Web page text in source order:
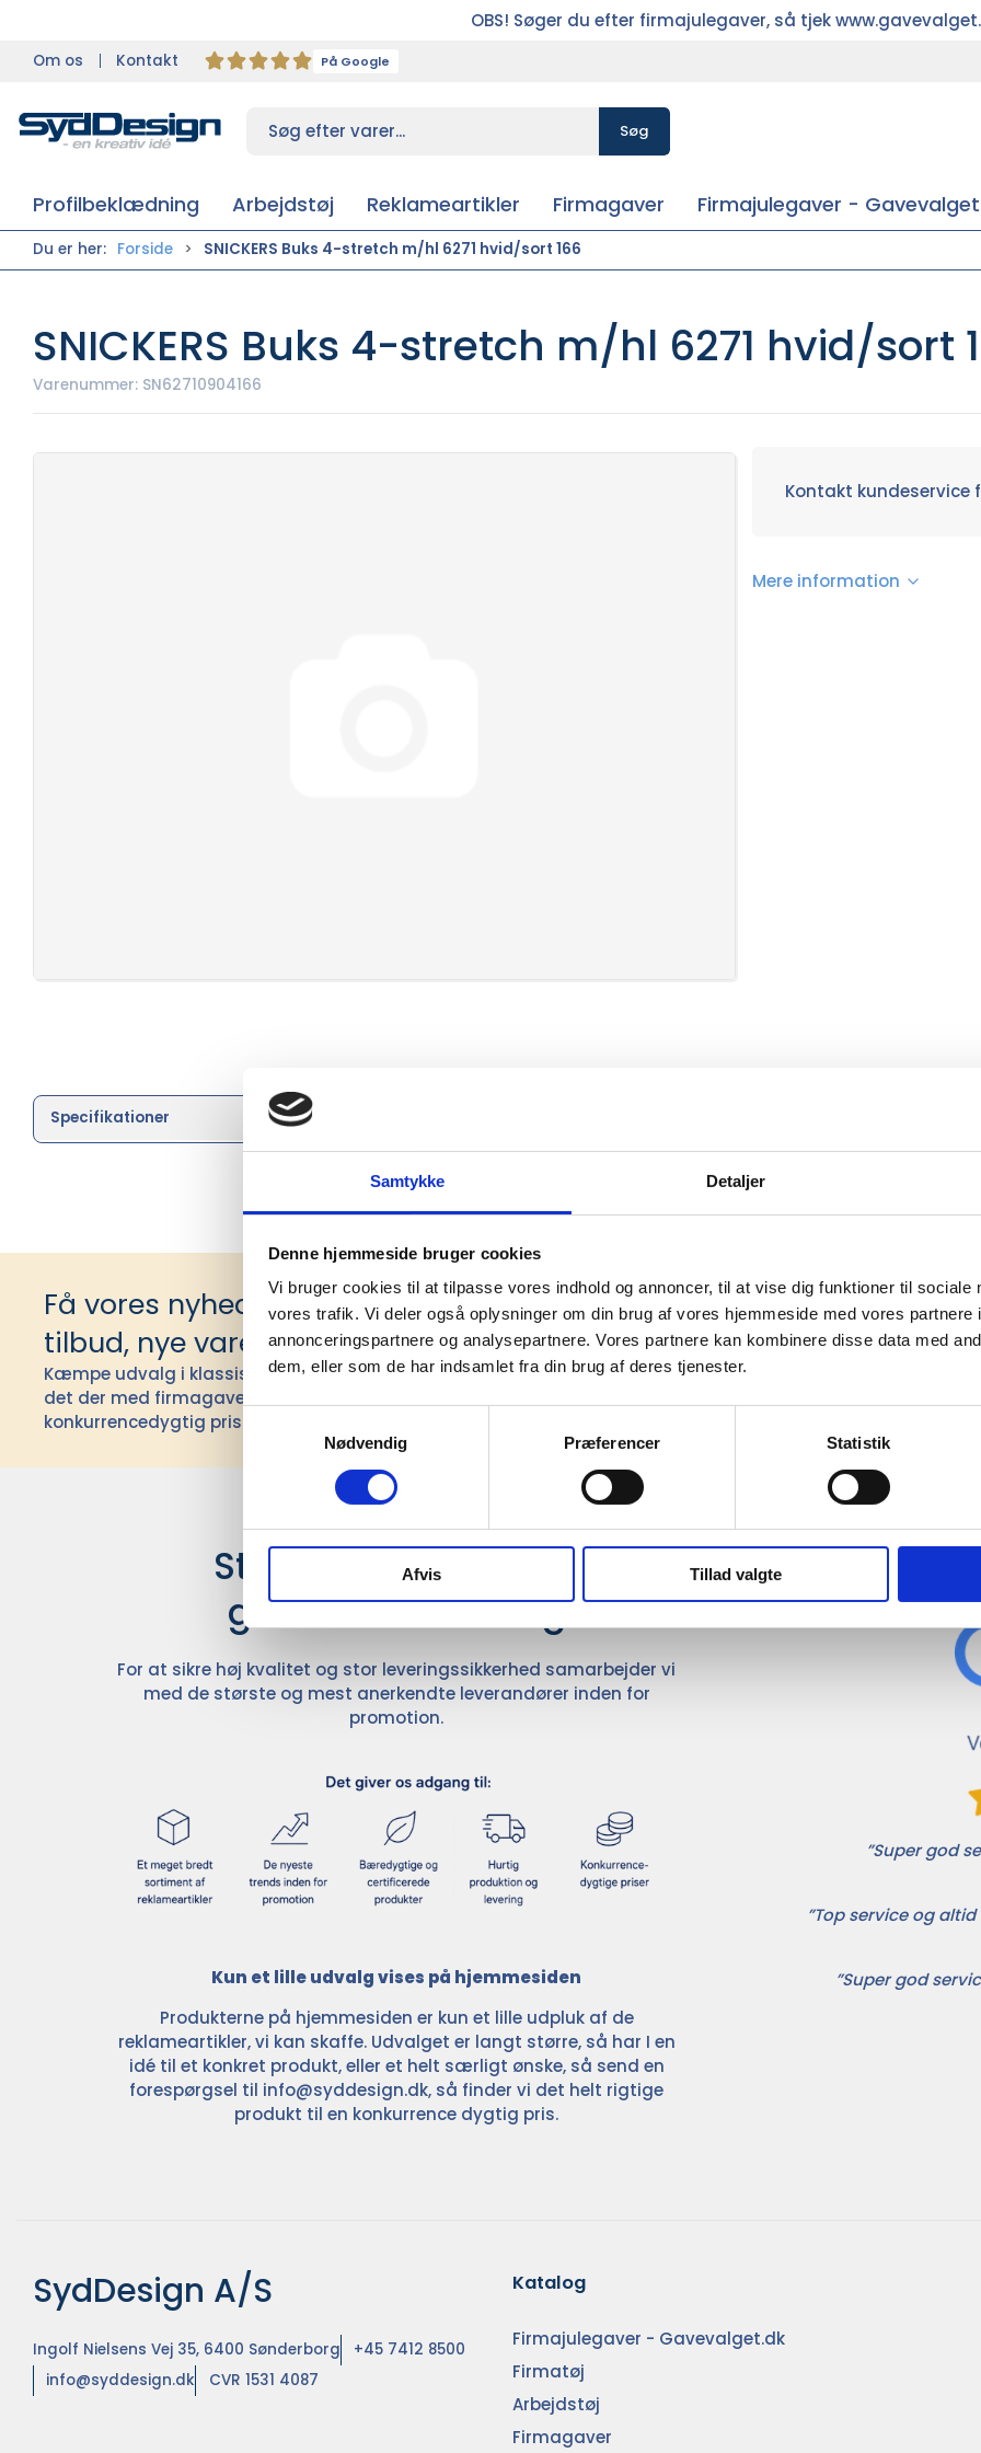
Samtykke Detaljer
Denne hjemmeside bruger cookies
Vi bruger cookies til at tilpasse vores indhold og annoncer, til at vise dig funktioner til sociale
vores trafik. Vi deler også oplysninger om din brug af vores hjemmeside med vores partnere
annonceringspartnere og analysepartnere. Vores partnere kan kombinere disse data med
dem, eller som de har indsamlet fra din brug af deres tjenester.
Nødvendig
Præferencer Statistik
Afvis Tillad valgte
OBS! Søger du efter firmajulegaver, så tjek
Om os Kontakt På Google
Søg
Profilbeklædning Arbejdstøj Reklameartikler Firmagaver Firmajulegaver -
Du er her: Forside SNICKERS Buks 4-stretch m/hl 6271 hvid/sort 166
SNICKERS Buks 4-stretch m/hl 6271 hvid/sort
Varenummer: SN62710904166
Kontakt
Mere information
Specifikationer
Få vores nyhedsbrev med information om
tilbud, nye varer og andet godt
Kæmpe udvalg i klassiske og nyskabende gaveidéer til din virksomhed. Vi kan
det der med firmagaver, og har ydet god personlig service til en
konkurrencedygtig pris siden 1991.
Stærke leverandører
giver større udvalg
For at sikre høj kvalitet og stor leveringssikkerhed samarbejder vi
med de største og mest anerkendte leverandører inden for
promotion.
Kun et lille udvalg vises på hjemmesiden
Produkterne på hjemmesiden er kun et lille udpluk af de
reklameartikler, vi kan skaffe. Udvalget er langt større, så har I en
idé til et konkret produkt, eller et helt særligt ønske, så send en
forespørgsel til info@syddesign.dk, så finder vi det helt rigtige
produkt til en konkurrence dygtig pris.
Det
”Super god
”Top service og
”Super god
SydDesign A/S
Ingolf Nielsens Vej 35, 6400 Sønderborg
+45 7412 8500
info@syddesign.dk
CVR 1531 4087
Katalog
Firmajulegaver - Gavevalget.dk
Firmatøj
Arbejdstøj
Firmagaver